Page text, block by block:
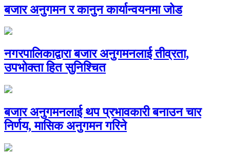
बजार अनुगमन र कानुन कार्यान्वयनमा जोड
नगरपालिकाद्वारा बजार अनुगमनलाई तीव्रता,
उपभोक्ता हित सुनिश्चित
बजार अनुगमनलाई थप प्रभावकारी बनाउन चार
निर्णय, मासिक अनुगमन गरिने